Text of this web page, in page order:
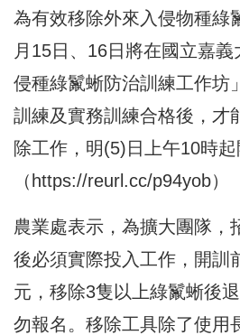
為有效移除外來入侵物種綠
月15日、16日將在國立嘉義
侵種綠鬣蜥防治訓練工作坊
訓練及實務訓練合格後，才
除工作，明(5)日上午10時
（https://reurl.cc/p94yob）
農業處表示，為擴大團隊，
後必須實際投入工作，開訓
元，移除3隻以上綠鬣蜥後
勿報名。移除工具除了使用